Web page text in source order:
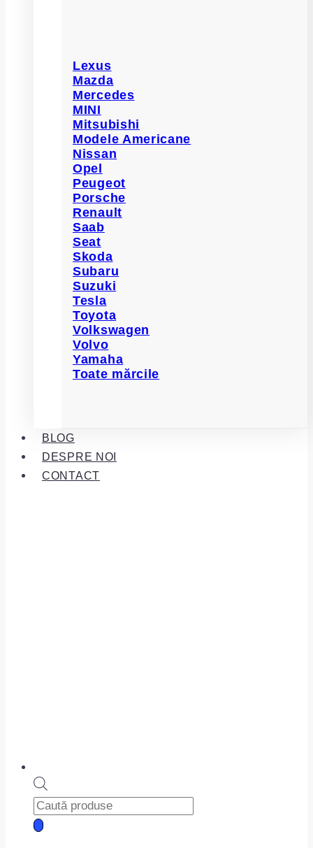
Lexus
Mazda
Mercedes
MINI
Mitsubishi
Modele Americane
Nissan
Opel
Peugeot
Porsche
Renault
Saab
Seat
Skoda
Subaru
Suzuki
Tesla
Toyota
Volkswagen
Volvo
Yamaha
Toate mărcile
BLOG
DESPRE NOI
CONTACT
Products
search